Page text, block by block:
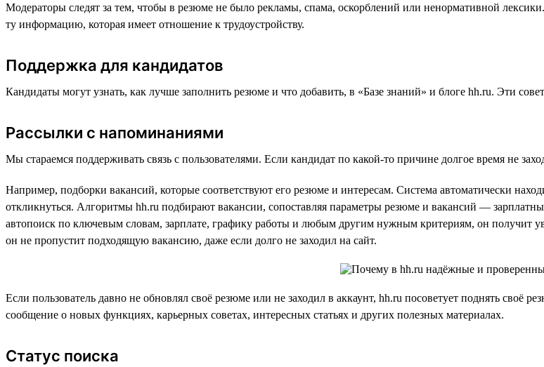
Модераторы следят за тем, чтобы в резюме не было рекламы, спама, оскорблений или ненормативной
ту информацию, которая имеет отношение к трудоустройству.
Поддержка для кандидатов
Кандидаты могут узнать, как лучше заполнить резюме и что добавить, в «Базе знаний» и блоге hh.ru. Эти
Рассылки с напоминаниями
Мы стараемся поддерживать связь с пользователями. Если кандидат по какой-то причине долгое время не
Например, подборки вакансий, которые соответствуют его резюме и интересам. Система автоматически
откликнуться. Алгоритмы hh.ru подбирают вакансии, сопоставляя параметры резюме и вакансий —
автопоиск по ключевым словам, зарплате, графику работы и любым другим нужным критериям, он получит
он не пропустит подходящую вакансию, даже если долго не заходил на сайт.
Если пользователь давно не обновлял своё резюме или не заходил в аккаунт, hh.ru посоветует поднять
сообщение о новых функциях, карьерных советах, интересных статьях и других полезных материалах.
Статус поиска